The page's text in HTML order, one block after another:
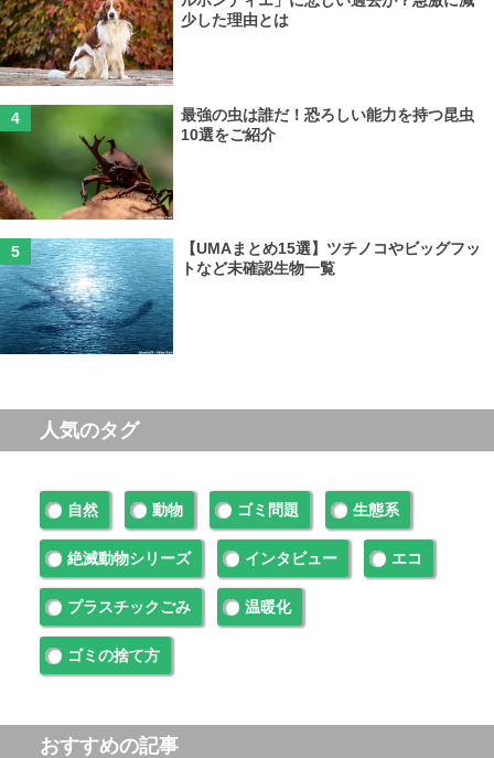
少した理由とは
最強の虫は誰だ！恐ろしい能力を持つ昆虫
10選をご紹介
【UMAまとめ15選】ツチノコやビッグフッ
トなど未確認生物一覧
人気のタグ
自然 動物 ゴミ問題 生態系
絶滅動物シリーズ インタビュー エコ
プラスチックごみ 温暖化
ゴミの捨て方
おすすめの記事